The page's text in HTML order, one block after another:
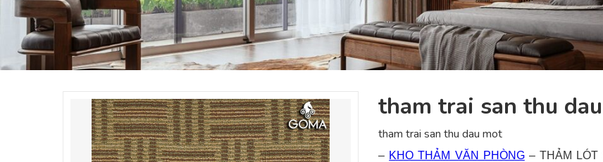
tham trai san thu
tham trai san thu dau mot
– KHO THẢM VĂN PHÒNG– THẢM LÓT